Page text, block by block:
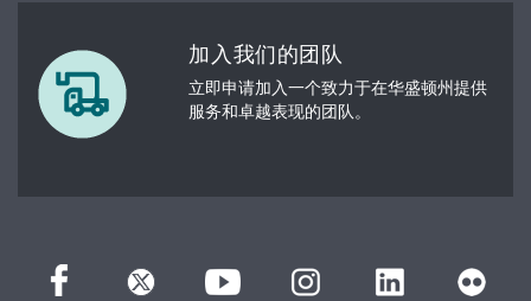
加入我们的团队
立即申请加入一个致力于在华盛顿州提供
服务和卓越表现的团队。